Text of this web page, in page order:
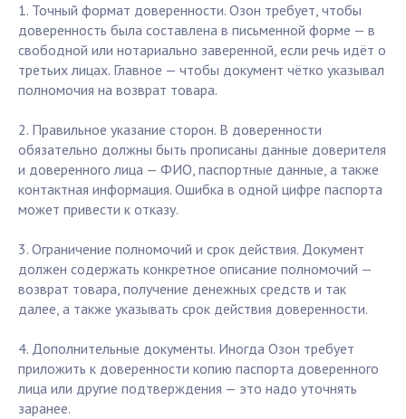
1. Точный формат доверенности. Озон требует, чтобы
доверенность была составлена в письменной форме — в
свободной или нотариально заверенной, если речь идёт о
третьих лицах. Главное — чтобы документ чётко указывал
полномочия на возврат товара.
2. Правильное указание сторон. В доверенности
обязательно должны быть прописаны данные доверителя
и доверенного лица — ФИО, паспортные данные, а также
контактная информация. Ошибка в одной цифре паспорта
может привести к отказу.
3. Ограничение полномочий и срок действия. Документ
должен содержать конкретное описание полномочий —
возврат товара, получение денежных средств и так
далее, а также указывать срок действия доверенности.
4. Дополнительные документы. Иногда Озон требует
приложить к доверенности копию паспорта доверенного
лица или другие подтверждения — это надо уточнять
заранее.